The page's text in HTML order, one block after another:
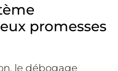
promesses
le débogage